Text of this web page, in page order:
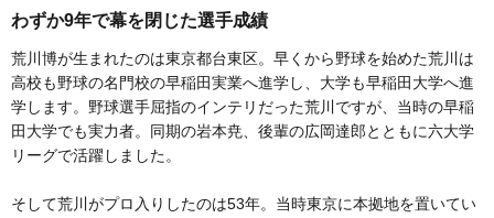
わずか9年で幕を閉じた選手成績
荒川博が生まれたのは東京都台東区。早くから野球を始めた荒川は
高校も野球の名門校の早稲田実業へ進学し、大学も早稲田大学へ進
学します。野球選手屈指のインテリだった荒川ですが、当時の早稲
田大学でも実力者。同期の岩本尭、後輩の広岡達郎とともに六大学
リーグで活躍しました。
そして荒川がプロ入りしたのは53年。当時東京に本拠地を置いてい